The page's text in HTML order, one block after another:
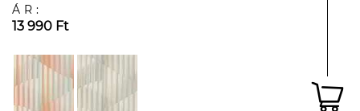
ÁR:
13 990 Ft